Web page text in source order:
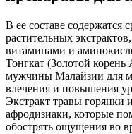
В ее составе содержатся
растительных
витаминами и
Тонгкат (Золотой
мужчины Малайзии для
влечения и повышения
Экстракт травы горянки
афродизиаки, которые
обострять ощущения во